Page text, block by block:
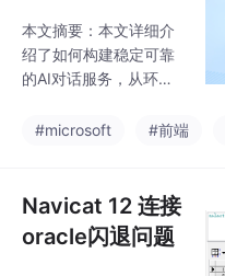
4）通过消息历史列表
实现多轮对话记忆；
5）流式响应提升用户
接落地的代码示例，帮
能，避免常见
本文摘要：本文详细介
绍了如何构建稳定可靠
的AI对话服务，从环境
轮对话上下文维护和流
全存储API密钥；2）理
解Token、Temperatur
e等核心参数；3）基础
#microsoft #前端
Navicat 12 连接
oracle闪退问题